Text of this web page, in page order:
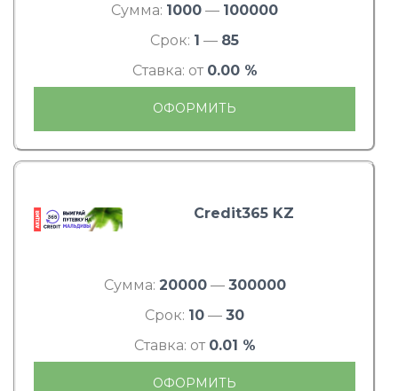
Сумма: 1000 — 100000
Срок: 1 — 85
Ставка: от 0.00 %
ОФОРМИТЬ
Credit365 KZ
Сумма: 20000— 300000
Срок: 10 — 30
Ставка: от 0.01 %
ОФОРМИТЬ